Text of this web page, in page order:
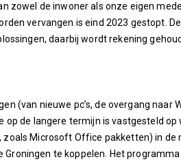
zowel de inwoner als onze eigen
vervangen is eind 2023 gestopt.
daarbij wordt rekening
(van nieuwe pc’s, de overgang naar
de langere termijn is vastgesteld op
Microsoft Office pakketten) in
te koppelen. Het